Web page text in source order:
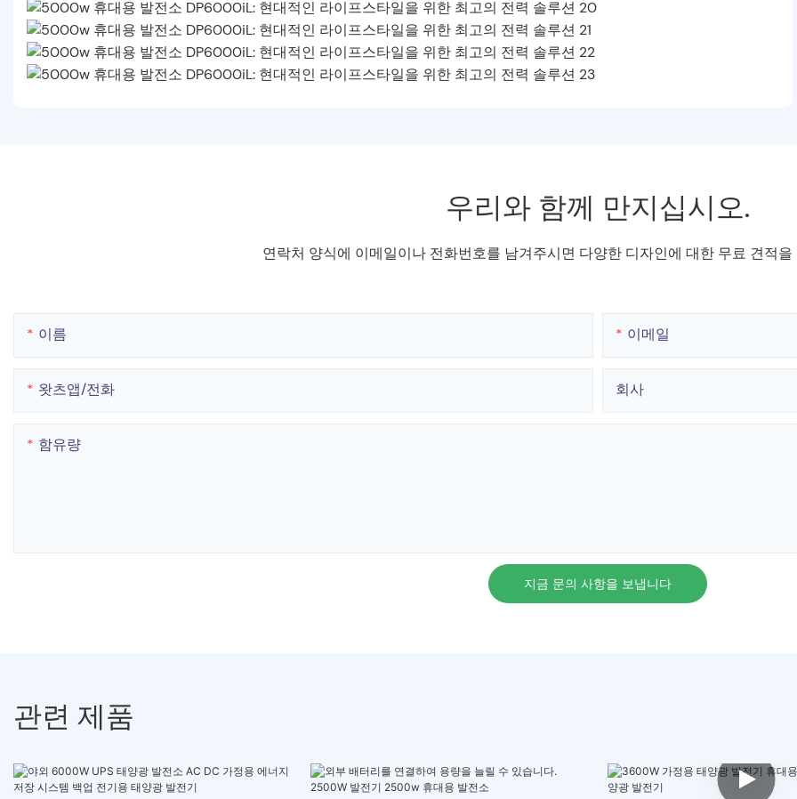
우리와 함께 만지십시오.
연락처 양식에 이메일이나 전화번호를 남겨주시면 다양한 디자인에 대한 무료 견적
이름 이메일
왓츠앱/전화 회사
함유량
지금 문의 사항을 보냅니다
관련 제품